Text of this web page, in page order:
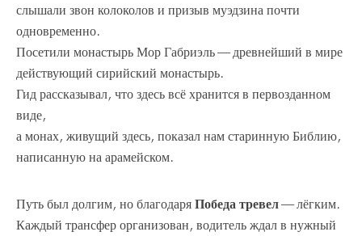
слышали звон колоколов и призыв муэдзина почти
одновременно.
Посетили монастырь Мор Габриэль — древнейший в мире
действующий сирийский монастырь.
Гид рассказывал, что здесь всё хранится в первозданном
виде,
а монах, живущий здесь, показал нам старинную Библию,
написанную на арамейском.
Путь был долгим, но благодаряПобеда тревел— лёгким.
Каждый трансфер организован, водитель ждал в нужный